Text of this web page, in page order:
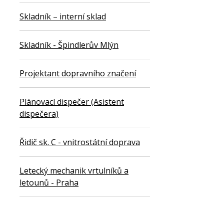
Skladník – interní sklad
Skladník - Špindlerův Mlýn
Projektant dopravního značení
Plánovací dispečer (Asistent
dispečera)
Řidič sk. C - vnitrostátní doprava
Letecký mechanik vrtulníků a
letounů - Praha